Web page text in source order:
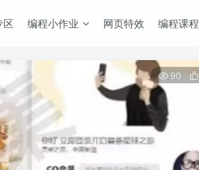
区 编程小作业 网页特效 编程课程
90